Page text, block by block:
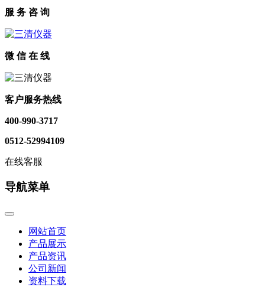
服 务 咨 询
微 信 在 线
客户服务热线
400-990-3717
0512-52994109
在线客服
导航菜单
网站首页
产品展示
产品资讯
公司新闻
资料下载